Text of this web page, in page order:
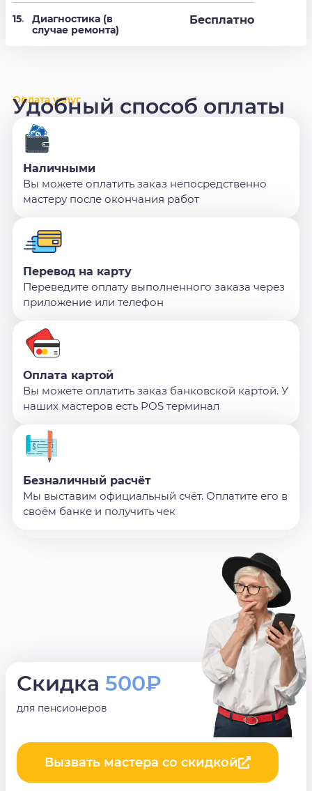
15.
Диагностика (в
случае ремонта)
Бесплатно
Оплата услуг
Удобный способ оплаты
Наличными
Вы можете оплатить заказ непосредственно
мастеру после окончания работ
Перевод на карту
Переведите оплату выполненного заказа через
приложение или телефон
Оплата картой
Вы можете оплатить заказ банковской картой. У
наших мастеров есть POS терминал
Безналичный расчёт
Мы выставим официальный счёт. Оплатите его в
своём банке и получить чек
Скидка 500₽
для пенсионеров
Вызвать мастера со скидкой